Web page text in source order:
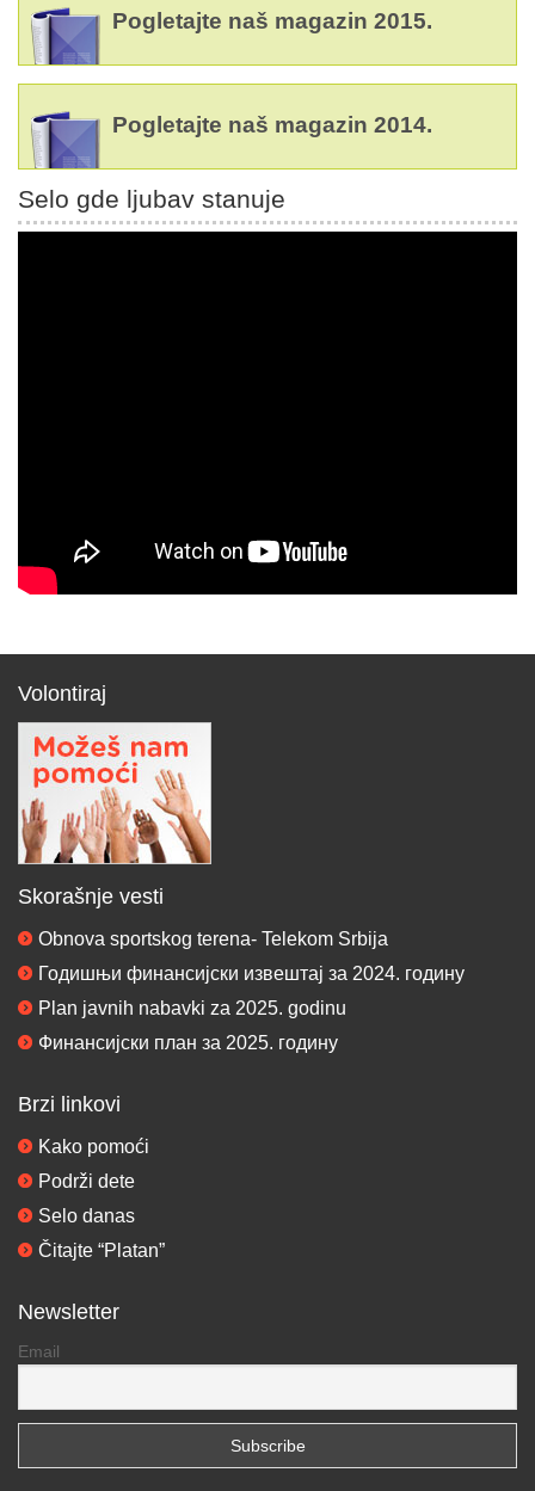
Pogletajte naš magazin 2015.
Pogletajte naš magazin 2014.
Selo gde ljubav stanuje
Volontiraj
Skorašnje vesti
Obnova sportskog terena- Telekom Srbija
Годишњи финансијски извештај за 2024. годину
Plan javnih nabavki za 2025. godinu
Финансијски план за 2025. годину
Brzi linkovi
Kako pomoći
Podrži dete
Selo danas
Čitajte “Platan”
Newsletter
Email